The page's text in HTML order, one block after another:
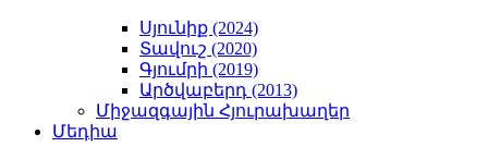
Սյունիք (2024)
Տավուշ (2020)
Գյումրի (2019)
Արծվաբերդ (2013)
Միջազգային Հյուրախաղեր
Մեդիա